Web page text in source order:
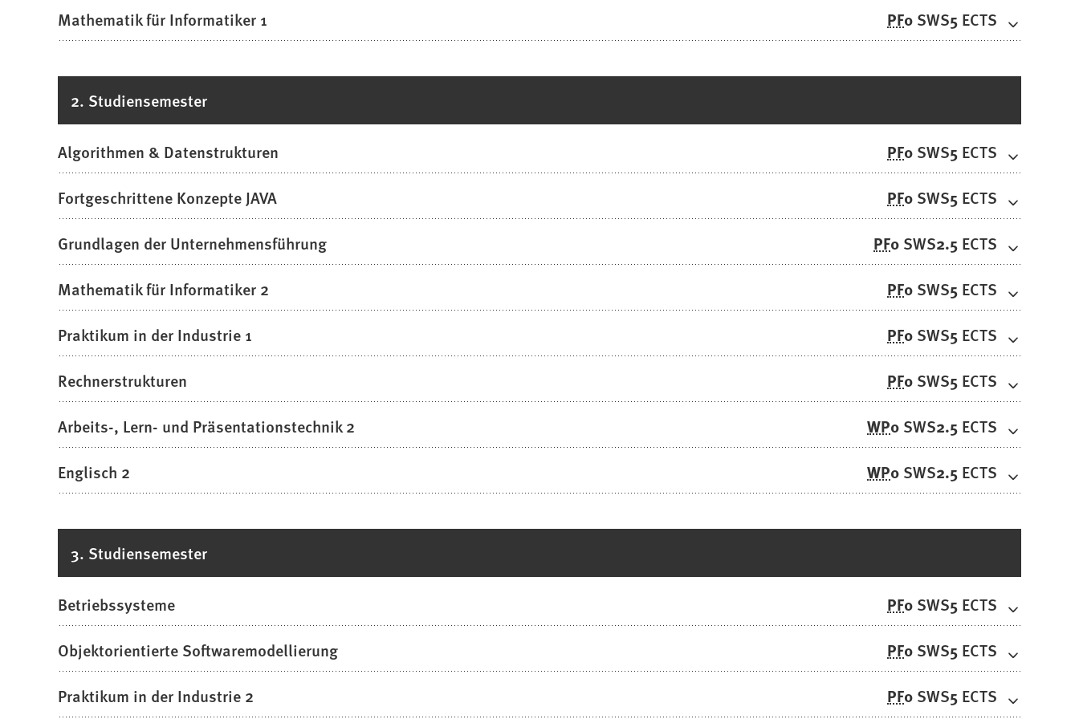
Mathematik für Informatiker 1 PF0 SWS5 ECTS
2. Studiensemester
Algorithmen & Datenstrukturen PF0 SWS5 ECTS
Fortgeschrittene Konzepte JAVA PF0 SWS5 ECTS
Grundlagen der Unternehmensführung PF0 SWS2.5 ECTS
Mathematik für Informatiker 2 PF0 SWS5 ECTS
Praktikum in der Industrie 1 PF0 SWS5 ECTS
Rechnerstrukturen PF0 SWS5 ECTS
Arbeits-, Lern- und Präsentationstechnik 2 WP0 SWS2.5 ECTS
Englisch 2 WP0 SWS2.5 ECTS
3. Studiensemester
Betriebssysteme PF0 SWS5 ECTS
Objektorientierte Softwaremodellierung PF0 SWS5 ECTS
Praktikum in der Industrie 2 PF0 SWS5 ECTS